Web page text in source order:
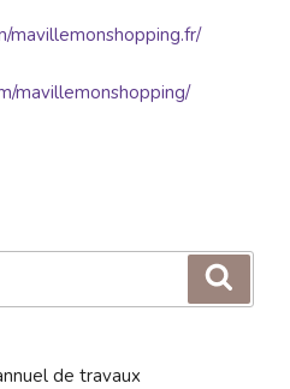
mavillemonshopping.fr/
mavillemonshopping/
de travaux